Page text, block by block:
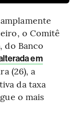
o Comitê
do Banco
em
(26), a
da taxa
o mais